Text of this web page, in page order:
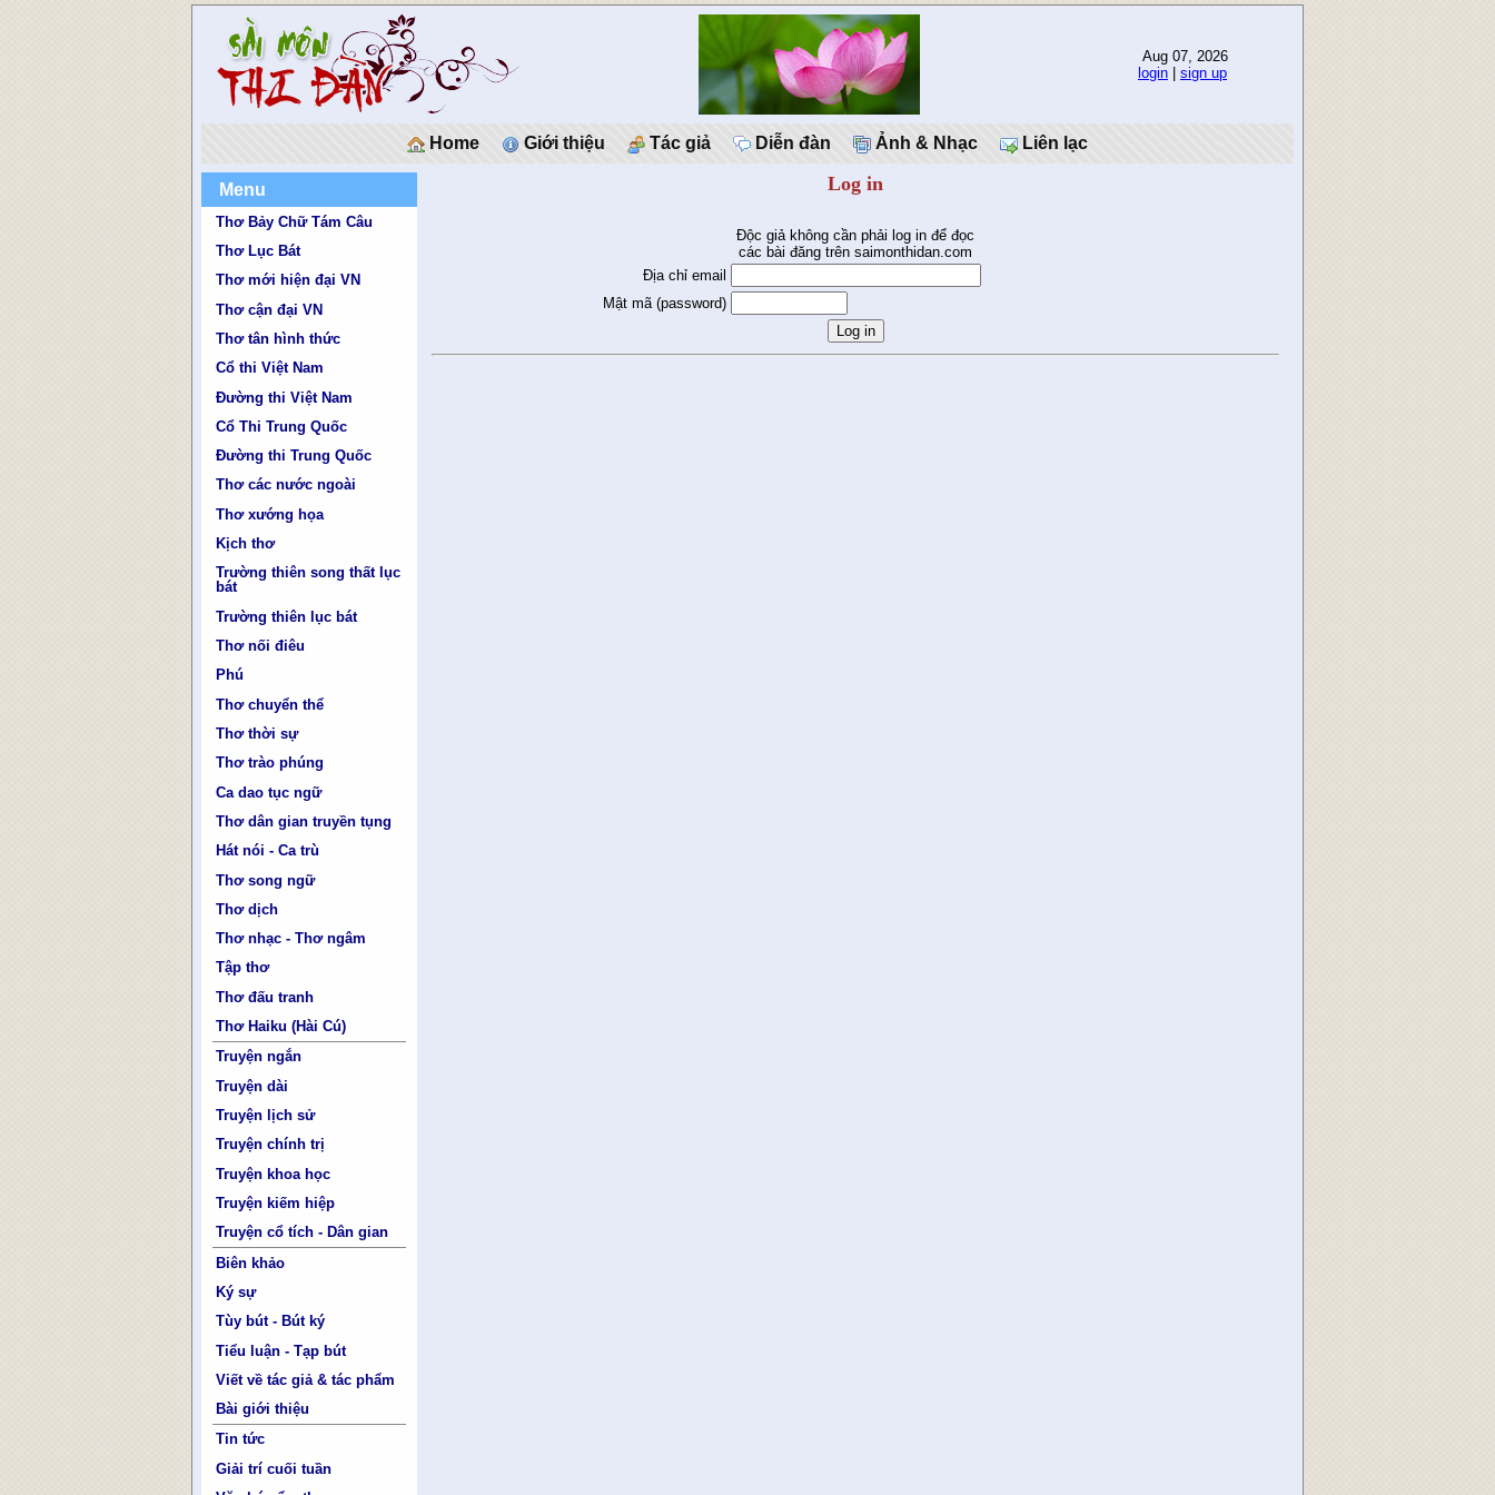
Aug 07, 2026
login
sign up
Home Giới thiệu Tác giả Diễn đàn Ảnh & Nhạc Liên lạc
Menu
Thơ Bảy Chữ Tám Câu
Thơ Lục Bát
Thơ mới hiện đại VN
Thơ cận đại VN
Thơ tân hình thức
Cổ thi Việt Nam
Đường thi Việt Nam
Cổ Thi Trung Quốc
Đường thi Trung Quốc
Thơ các nước ngoài
Thơ xướng họa
Kịch thơ
Trường thiên song thất lục
bát
Trường thiên lục bát
Thơ nối điêu
Phú
Thơ chuyển thể
Thơ thời sự
Thơ trào phúng
Ca dao tục ngữ
Thơ dân gian truyền tụng
Hát nói - Ca trù
Thơ song ngữ
Thơ dịch
Thơ nhạc - Thơ ngâm
Tập thơ
Thơ đấu tranh
Thơ Haiku (Hài Cú)
Truyện ngắn
Truyện dài
Truyện lịch sử
Truyện chính trị
Truyện khoa học
Truyện kiếm hiệp
Truyện cổ tích - Dân gian
Biên khảo
Ký sự
Tùy bút - Bút ký
Tiểu luận - Tạp bút
Viết về tác giả & tác phẩm
Bài giới thiệu
Tin tức
Giải trí cuối tuần
Log in
Độc giả không cần phải log in để đọc
các bài đăng trên saimonthidan.com
Địa chỉ email
Mật mã (password)